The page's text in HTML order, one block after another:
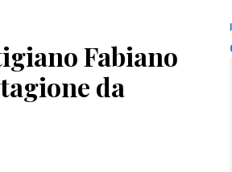
Fabiano
da